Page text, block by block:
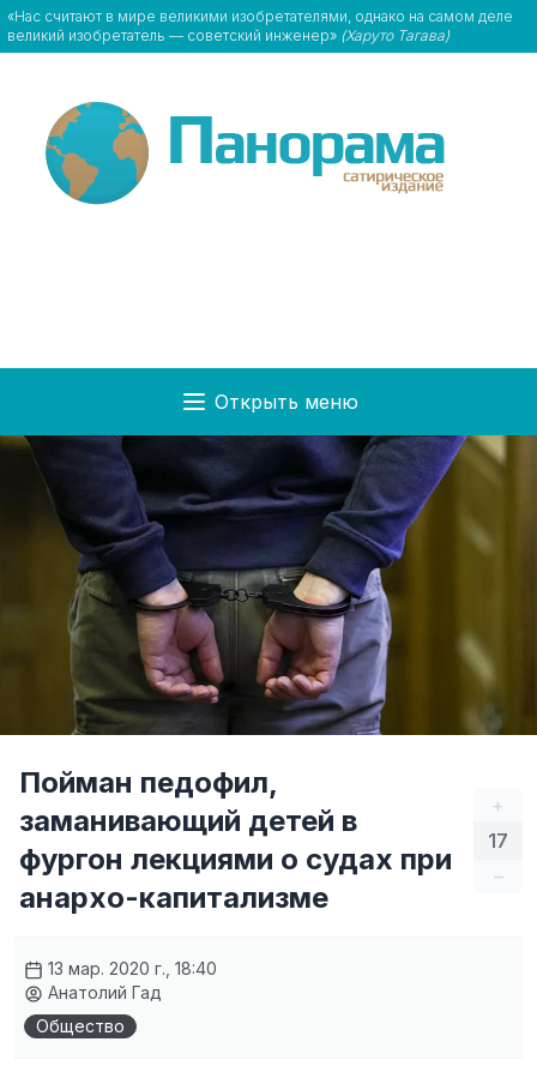
«Нас считают в мире великими изобретателями, однако на самом деле
великий изобретатель — советский инженер» (Харуто Тагава)
Открыть меню
+
17
–
Пойман педофил,
заманивающий детей в
фургон лекциями о судах при
анархо-капитализме
13 мар. 2020 г., 18:40
Анатолий Гад
Общество